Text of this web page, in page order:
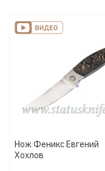
Нож Феникс Евгений
Хохлов